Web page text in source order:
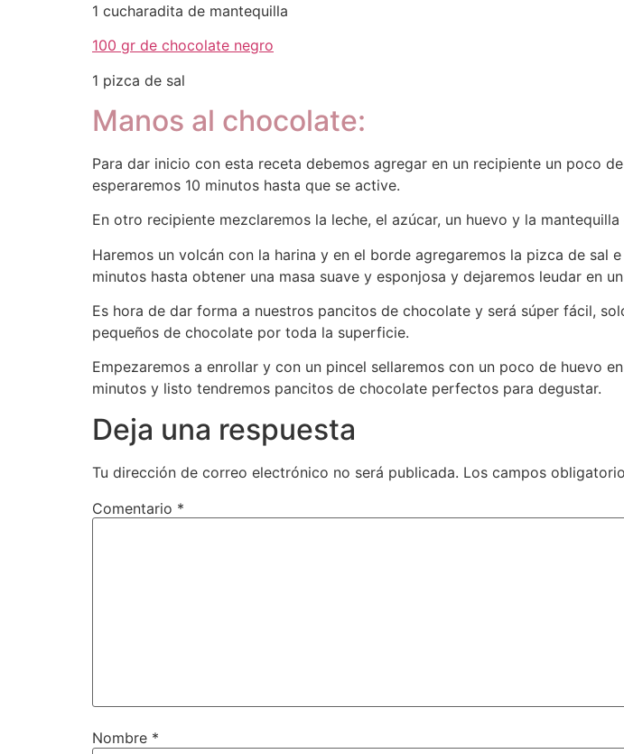
1 cucharadita de mantequilla
100 gr de chocolate negro
1 pizca de sal
Manos al chocolate:
Para dar inicio con esta receta debemos agregar en un recipiente un poco
esperaremos 10 minutos hasta que se active.
En otro recipiente mezclaremos la leche, el azúcar, un huevo y la
Haremos un volcán con la harina y en el borde agregaremos la pizca de sal
minutos hasta obtener una masa suave y esponjosa y dejaremos leudar en
Es hora de dar forma a nuestros pancitos de chocolate y será súper fácil,
pequeños de chocolate por toda la superficie.
Empezaremos a enrollar y con un pincel sellaremos con un poco de huevo
minutos y listo tendremos pancitos de chocolate perfectos para degustar.
Deja una respuesta
Tu dirección de correo electrónico no será publicada. Los campos
Comentario *
Nombre *